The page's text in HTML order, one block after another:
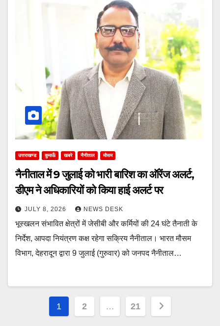
उत्तराखण्ड कुमाऊँ खबरे नैनीताल मौसम
नैनीताल में 9 जुलाई को भारी बारिश का ऑरेंज अलर्ट,
डीएम ने अधिकारियों को किया हाई अलर्ट पर
JULY 8, 2026 NEWS DESK
भूस्खलन संभावित क्षेत्रों में जेसीबी और कर्मियों की 24 घंटे तैनाती के
निर्देश, आपदा नियंत्रण कक्ष रहेगा सक्रिय नैनीताल। भारत मौसम
विभाग, देहरादून द्वारा 9 जुलाई (गुरुवार) को जनपद नैनीताल…
Posts
1 2 … 21